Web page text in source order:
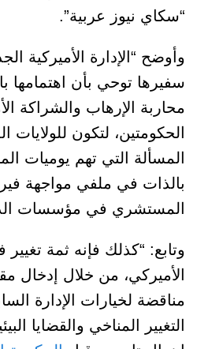
“سكاي نيوز عربية”.
وأوضح “الإدارة الأميركية
سفيرها توحي بأن اهتمامها
محاربة الإرهاب والشراكة
الحكومتين، لتكون
المسألة التي تهم يوميات
بالذات في ملفي مواجهة
المستشري في مؤسسات
وتابع: “كذلك فإنه ثمة
الأميركي، من خلال إدخال
مناقضة لخيارات الإدارة
التغيير المناخي والقضايا